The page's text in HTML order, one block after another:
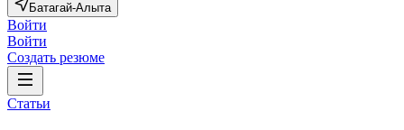
Батагай-Алыта
Войти
Войти
Создать резюме
Статьи